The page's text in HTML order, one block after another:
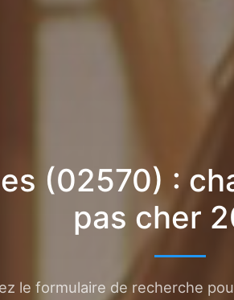
(02570) :
pas cher
le formulaire de recherche